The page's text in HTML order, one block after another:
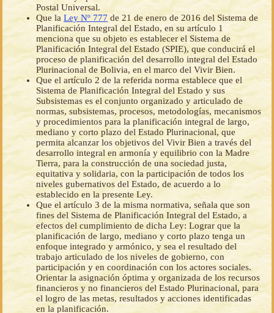
Postal Universal.
Que la Ley Nº 777 de 21 de enero de 2016 del Sistema de
Planificación Integral del Estado, en su artículo 1
menciona que su objeto es establecer el Sistema de
Planificación Integral del Estado (SPIE), que conducirá el
proceso de planificación del desarrollo integral del Estado
Plurinacional de Bolivia, en el marco del Vivir Bien.
Que el artículo 2 de la referida norma establece que el
Sistema de Planificación Integral del Estado y sus
Subsistemas es el conjunto organizado y articulado de
normas, subsistemas, procesos, metodologías, mecanismos
y procedimientos para la planificación integral de largo,
mediano y corto plazo del Estado Plurinacional, que
permita alcanzar los objetivos del Vivir Bien a través del
desarrollo integral en armonía y equilibrio con la Madre
Tierra, para la construcción de una sociedad justa,
equitativa y solidaria, con la participación de todos los
niveles gubernativos del Estado, de acuerdo a lo
establecido en la presente Ley.
Que el artículo 3 de la misma normativa, señala que son
fines del Sistema de Planificación Integral del Estado, a
efectos del cumplimiento de dicha Ley: Lograr que la
planificación de largo, mediano y corto plazo tenga un
enfoque integrado y armónico, y sea el resultado del
trabajo articulado de los niveles de gobierno, con
participación y en coordinación con los actores sociales.
Orientar la asignación óptima y organizada de los recursos
financieros y no financieros del Estado Plurinacional, para
el logro de las metas, resultados y acciones identificadas
en la planificación.